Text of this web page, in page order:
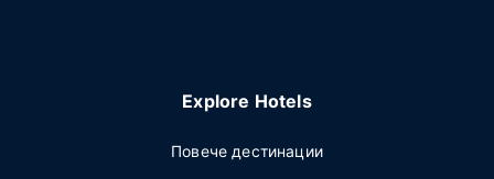
Explore Hotels
Повече дестинации